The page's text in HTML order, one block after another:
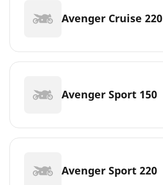
Avenger Cruise 220
Avenger Sport 150
Avenger Sport 220